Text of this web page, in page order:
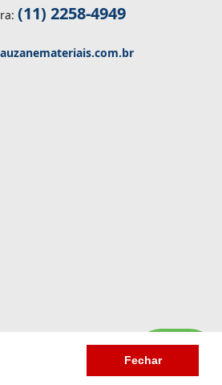
Fechar
(11) 2258-4949